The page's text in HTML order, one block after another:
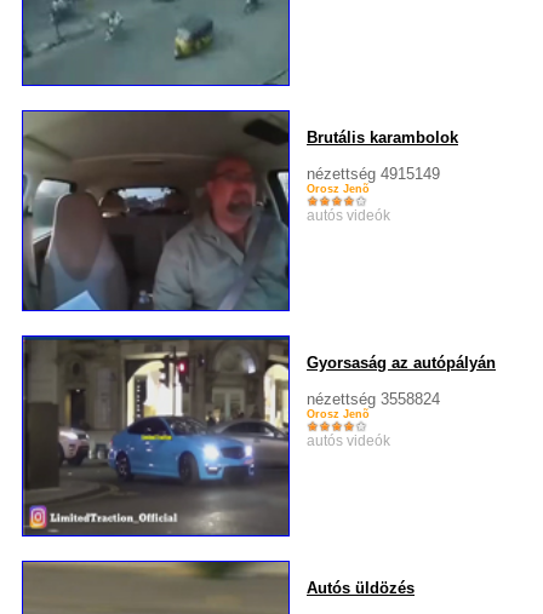
Brutális karambolok
nézettség 4915149
Orosz Jenõ
autós videók
Gyorsaság az autópályán
nézettség 3558824
Orosz Jenõ
autós videók
Autós üldözés